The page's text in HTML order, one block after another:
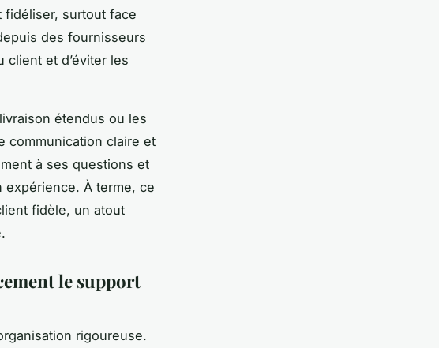
surtout face
des fournisseurs
et d’éviter les
étendus ou les
communication claire et
à ses questions et
À terme, ce
fidèle, un atout
le support
rigoureuse.